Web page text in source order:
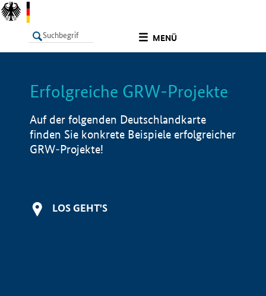
MENÜ
LISTE Info
Erfolgreiche GRW-Projekte
Auf der folgenden Deutschlandkarte
finden Sie konkrete Beispiele erfolgreicher
GRW-Projekte!
LOS GEHT'S